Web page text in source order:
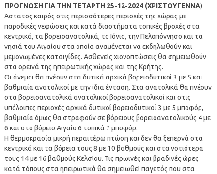
ΠΡΟΓΝΩΣΗ ΓΙΑ ΤΗΝ ΤΕΤΑΡΤΗ 25-12-2024 (ΧΡΙΣΤΟΥΓΕΝΝΑ)
Άστατος καιρός στις περισσότερες περιοχές της χώρας με
παροδικές νεφώσεις και κατά διαστήματα τοπικές βροχές στα
κεντρικά, τα βορειοανατολικά, το Ιόνιο, την Πελοπόννησο και τα
νησιά του Αιγαίου στα οποία αναμένεται να εκδηλωθούν και
μεμονωμένες καταιγίδες. Ασθενείς χιονοπτώσεις θα σημειωθούν
στα ορεινά της ηπειρωτικής χώρας και της Κρήτης.
Οι άνεμοι θα πνέουν στα δυτικά αρχικά βορειοδυτικοί 3 με 5 και
βαθμιαία ανατολικοί με την ίδια ένταση. Στα ανατολικά θα πνέουν
στα βορειοανατολικά ανατολικοί βορειοανατολικοί και στις
υπόλοιπες περιοχές αρχικά δυτικοί βορειοδυτικοί 3 με 5 μποφόρ,
βαθμιαία όμως θα στραφούν σε βόρειους βορειοανατολικούς 4 με
6 και στο βόρειο Αιγαίο 6 τοπικά 7 μποφόρ.
Η θερμοκρασία μικρή περαιτέρω πτώση και δεν θα ξεπερνά στα
κεντρικά και τα βόρεια τους 8 με 10 βαθμούς και στα νοτιότερα
τους 14 με 16 βαθμούς Κελσίου. Τις πρωινές και βραδινές ώρες
κατά τόπους στα ηπειρωτικά θα σημειωθεί παγετός που στα